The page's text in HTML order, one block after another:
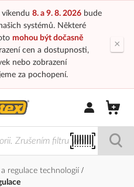
víkendu 8. a 9. 8. 2026bude
systémů. Některé
mohou být dočasně
cen a dostupnosti,
nebo zobrazení
za pochopení.
×
Přihlásit/
regulace technologií